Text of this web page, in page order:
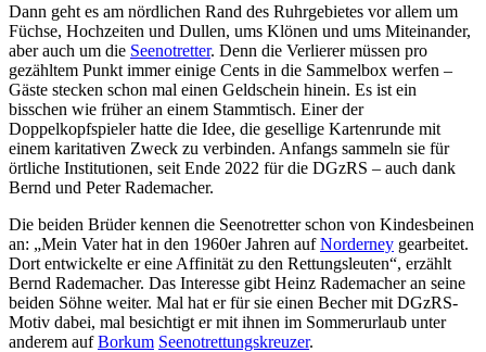
Dann geht es am nördlichen Rand des Ruhrgebietes vor allem um
Füchse, Hochzeiten und Dullen, ums Klönen und ums Miteinander,
aber auch um die Seenotretter. Denn die Verlierer müssen pro
gezähltem Punkt immer einige Cents in die Sammelbox werfen –
Gäste stecken schon mal einen Geldschein hinein. Es ist ein
bisschen wie früher an einem Stammtisch. Einer der
Doppelkopfspieler hatte die Idee, die gesellige Kartenrunde mit
einem karitativen Zweck zu verbinden. Anfangs sammeln sie für
örtliche Institutionen, seit Ende 2022 für die DGzRS – auch dank
Bernd und Peter Rademacher.
Die beiden Brüder kennen die Seenotretter schon von Kindesbeinen
an: „Mein Vater hat in den 1960er Jahren aufNorderney gearbeitet.
Dort entwickelte er eine Affinität zu den Rettungsleuten“, erzählt
Bernd Rademacher. Das Interesse gibt Heinz Rademacher an seine
beiden Söhne weiter. Mal hat er für sie einen Becher mit DGzRS-
Motiv dabei, mal besichtigt er mit ihnen im Sommerurlaub unter
anderem aufBorkum Seenotrettungskreuzer.